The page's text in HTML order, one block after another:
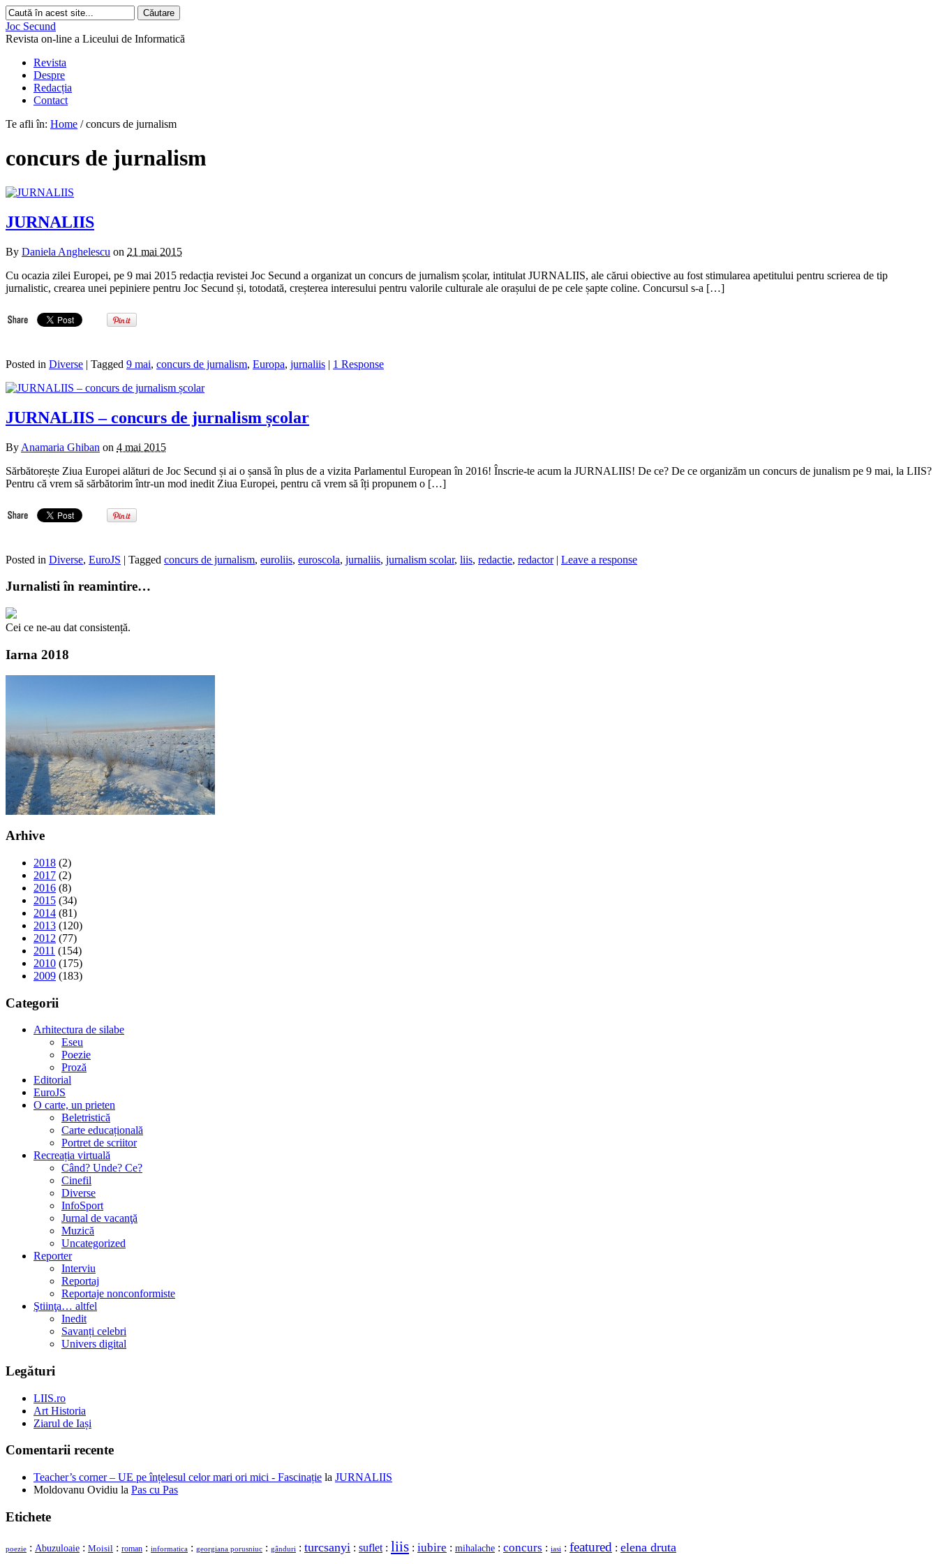
Joc Secund
Revista on-line a Liceului de Informatică
Revista
Despre
Redacția
Contact
Te afli în: Home / concurs de jurnalism
concurs de jurnalism
JURNALIIS
By Daniela Anghelescu on 21 mai 2015
Cu ocazia zilei Europei, pe 9 mai 2015 redacția revistei Joc Secund a organizat un concurs de jurnalism școlar, intitulat JURNALIIS, ale cărui obiective au fost stimularea apetitului pentru scrierea de tip
jurnalistic, crearea unei pepiniere pentru Joc Secund și, totodată, creșterea interesului pentru valorile culturale ale orașului de pe cele șapte coline. Concursul s-a […]
Posted in Diverse | Tagged 9 mai, concurs de jurnalism, Europa, jurnaliis | 1 Response
JURNALIIS – concurs de jurnalism școlar
By Anamaria Ghiban on 4 mai 2015
Sărbătorește Ziua Europei alături de Joc Secund și ai o șansă în plus de a vizita Parlamentul European în 2016! Înscrie-te acum la JURNALIIS! De ce? De ce organizăm un concurs de junalism pe 9 mai, la LIIS?
Pentru că vrem să sărbătorim într-un mod inedit Ziua Europei, pentru că vrem să îți propunem o […]
Posted in Diverse, EuroJS | Tagged concurs de jurnalism, euroliis, euroscola, jurnaliis, jurnalism scolar, liis, redactie, redactor| Leave a response
Jurnalisti în reamintire…
Cei ce ne-au dat consistență.
Iarna 2018
Arhive
2018 (2)
2017 (2)
2016 (8)
2015 (34)
2014 (81)
2013 (120)
2012 (77)
2011 (154)
2010 (175)
2009 (183)
Categorii
Arhitectura de silabe
Eseu
Poezie
Proză
Editorial
EuroJS
O carte, un prieten
Beletristică
Carte educațională
Portret de scriitor
Recreația virtuală
Când? Unde? Ce?
Cinefil
Diverse
InfoSport
Jurnal de vacanţă
Muzică
Uncategorized
Reporter
Interviu
Reportaj
Reportaje nonconformiste
Ştiinţa… altfel
Inedit
Savanți celebri
Univers digital
Legături
LIIS.ro
Art Historia
Ziarul de Iași
Comentarii recente
Teacher’s corner – UE pe înțelesul celor mari ori mici - Fascinație la JURNALIIS
Moldovanu Ovidiu la Pas cu Pas
Etichete
poezie : Abuzuloaie : Moisil : roman : informatica : georgiana porusniuc : gânduri : turcsanyi : suflet : liis : iubire : mihalache : concurs : iasi : featured : elena druta